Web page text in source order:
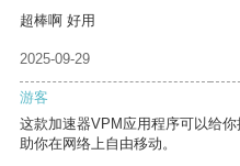
超棒啊 好用
2025-09-29
游客
这款加速器VPM应用程序可以给
助你在网络上自由移动。